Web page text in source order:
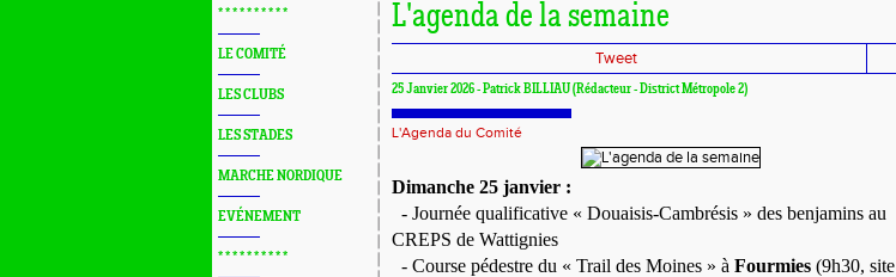
* * * * * * * * * *
LE COMITÉ
LES CLUBS
LES STADES
MARCHE NORDIQUE
EVÉNEMENT
* * * * * * * * * *
L'agenda de la semaine
Tweet
25 Janvier 2026 - Patrick BILLIAU (Rédacteur - District Métropole 2)
L'Agenda du Comité
Dimanche 25 janvier :
- Journée qualificative « Douaisis-Cambrésis » des benjamins au
CREPS de Wattignies
- Course pédestre du « Trail des Moines » à Fourmies (9h30,